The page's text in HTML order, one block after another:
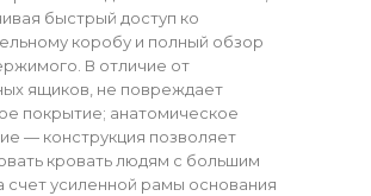
быстрый доступ ко
коробу и полный обзор
В отличие от
ящиков, не повреждает
покрытие; анатомическое
— конструкция позволяет
кровать людям с большим
счет усиленной рамы основания